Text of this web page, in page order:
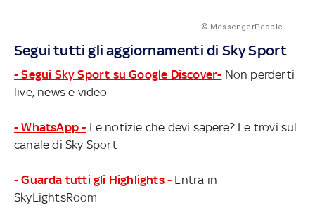
© MessengerPeople
Segui tutti gli aggiornamenti di Sky Sport
- Segui Sky Sport su Google Discover- Non perderti
live, news e video
- WhatsApp - Le notizie che devi sapere? Le trovi sul
canale di Sky Sport
- Guarda tutti gli Highlights - Entra in
SkyLightsRoom